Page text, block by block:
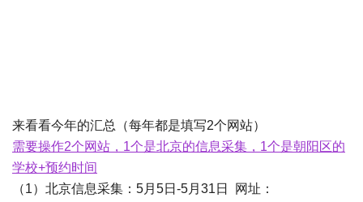
来看看今年的汇总（每年都是填写2个网站）
需要操作2个网站，1个是北京的信息采集，1个是朝阳区的
学校+预约时间
（1）北京信息采集：5月5日-5月31日 网址：